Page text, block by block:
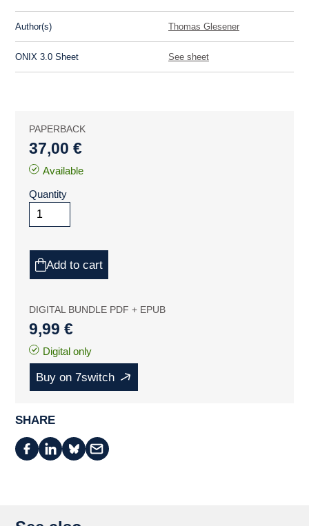
Author(s) Thomas Glesener
ONIX 3.0 Sheet See sheet
PAPERBACK
37,00 €
Available
Quantity
Add to cart
DIGITAL BUNDLE PDF + EPUB
9,99 €
Digital only
Buy on 7switch
SHARE